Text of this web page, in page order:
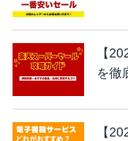
【
を徹
【